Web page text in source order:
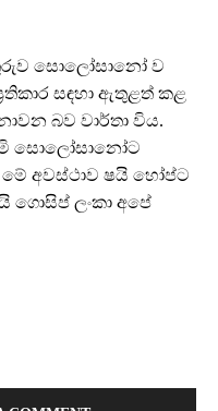
සොලෝසානෝ ව
සඳහා ඇතුළත් කළ
බව වාර්තා විය.
සොලෝසානෝට
අවස්ථාව ෂයි හෝප්ට
ගොසිප් ලංකා අපේ